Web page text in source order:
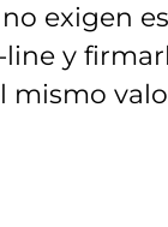
exigen
y
mismo